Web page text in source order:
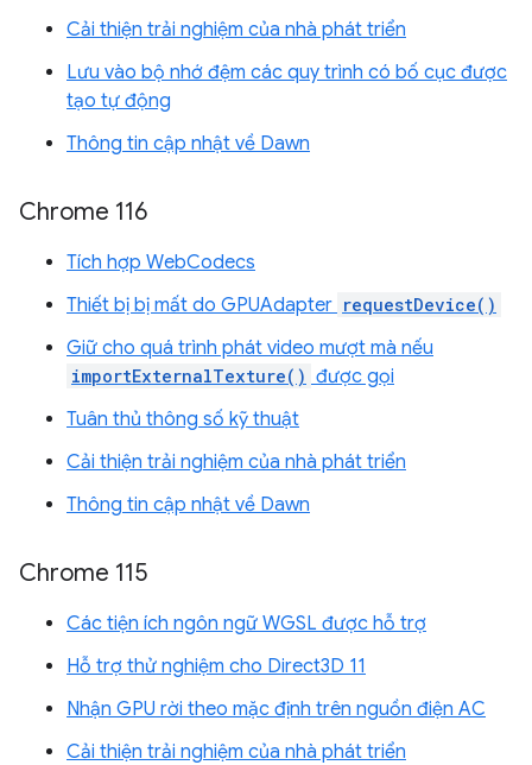
Cải thiện trải nghiệm của nhà phát triển
Lưu vào bộ nhớ đệm các quy trình có bố cục được
tạo tự động
Thông tin cập nhật về Dawn
Chrome 116
Tích hợp WebCodecs
Thiết bị bị mất do GPUAdapter requestDevice()
Giữ cho quá trình phát video mượt mà nếu
importExternalTexture() được gọi
Tuân thủ thông số kỹ thuật
Cải thiện trải nghiệm của nhà phát triển
Thông tin cập nhật về Dawn
Chrome 115
Các tiện ích ngôn ngữ WGSL được hỗ trợ
Hỗ trợ thử nghiệm cho Direct3D 11
Nhận GPU rời theo mặc định trên nguồn điện AC
Cải thiện trải nghiệm của nhà phát triển